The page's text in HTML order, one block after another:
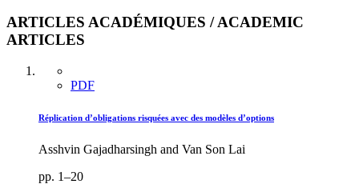
ARTICLES ACADÉMIQUES / ACADEMIC
ARTICLES
PDF
Réplication d’obligations risquées avec des modèles d’options
Asshvin Gajadharsingh and Van Son Lai
pp. 1–20